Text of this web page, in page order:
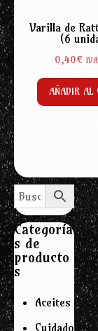
Varilla de
(6
0,40€
AÑADIR AL
Categoría
s de
producto
s
Aceites
Cuidado